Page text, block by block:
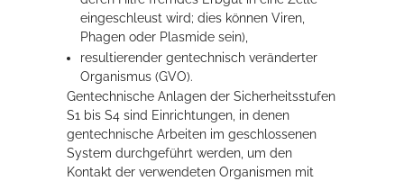
Erleben in Hockenheim
Spaß unter prickelnden Wasserfällen, das rauschende Meer im
Wellenbecken oder doch lieber die pure Entspannung auf der
Sprudelliege im Solebecken?
eingeschleust wird; dies können Viren,
Phagen oder Plasmide sein),
resultierender gentechnisch veränderter
Organismus (GVO).
Gentechnische Anlagen der Sicherheitsstufen
S1 bis S4 sind Einrichtungen, in denen
gentechnische Arbeiten im geschlossenen
System durchgeführt werden, um den
Kontakt der verwendeten Organismen mit